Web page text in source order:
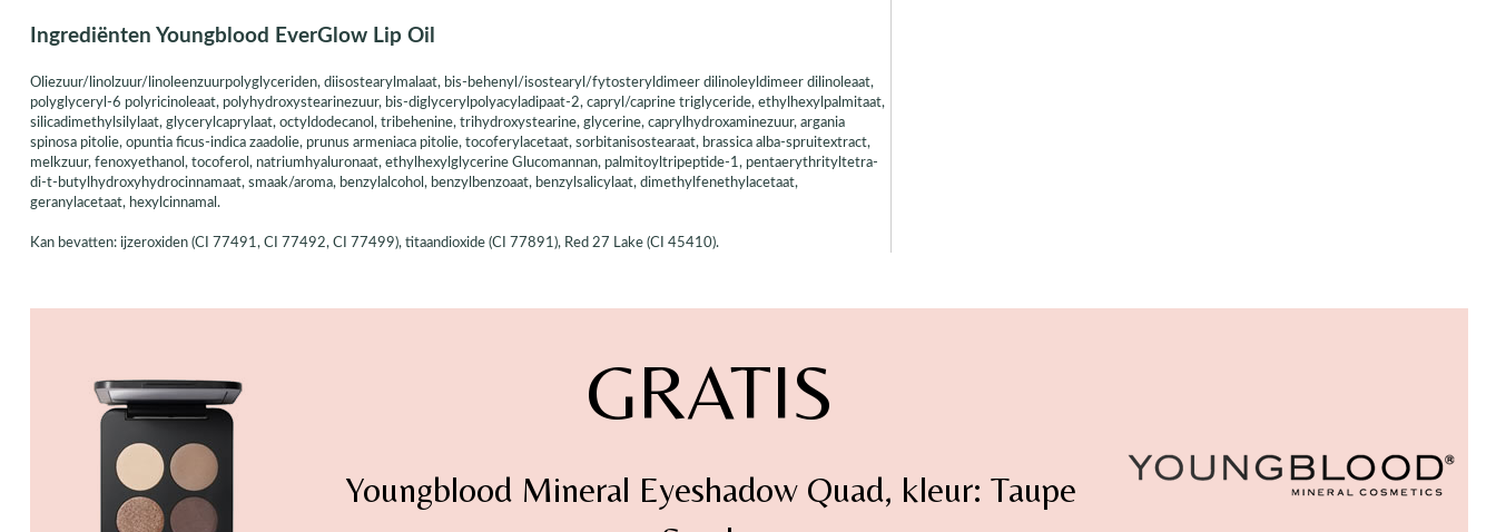
Ingrediënten Youngblood EverGlow Lip Oil
Oliezuur/linolzuur/linoleenzuurpolyglyceriden, diisostearylmalaat, bis-behenyl/isostearyl/fytosteryldimeer dilinoleyldimeer dilinoleaat,
polyglyceryl-6 polyricinoleaat, polyhydroxystearinezuur, bis-diglycerylpolyacyladipaat-2, capryl/caprine triglyceride, ethylhexylpalmitaat,
silicadimethylsilylaat, glycerylcaprylaat, octyldodecanol, tribehenine, trihydroxystearine, glycerine, caprylhydroxaminezuur, argania
spinosa pitolie, opuntia ficus-indica zaadolie, prunus armeniaca pitolie, tocoferylacetaat, sorbitanisostearaat, brassica alba-spruitextract,
melkzuur, fenoxyethanol, tocoferol, natriumhyaluronaat, ethylhexylglycerine Glucomannan, palmitoyltripeptide-1, pentaerythrityltetra-
di-t-butylhydroxyhydrocinnamaat, smaak/aroma, benzylalcohol, benzylbenzoaat, benzylsalicylaat, dimethylfenethylacetaat,
geranylacetaat, hexylcinnamal.
Kan bevatten: ijzeroxiden (CI 77491, CI 77492, CI 77499), titaandioxide (CI 77891), Red 27 Lake (CI 45410).
GRATIS
Youngblood Mineral Eyeshadow Quad, kleur: Taupe